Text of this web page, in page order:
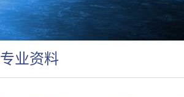
专业资料